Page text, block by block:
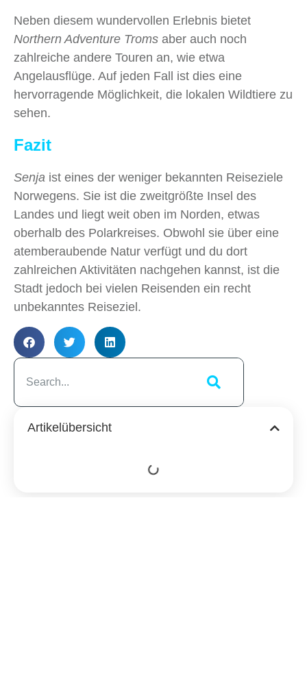
Neben diesem wundervollen Erlebnis bietet
Northern Adventure Troms aber auch noch
zahlreiche andere Touren an, wie etwa
Angelausflüge. Auf jeden Fall ist dies eine
hervorragende Möglichkeit, die lokalen Wildtiere zu
sehen.
Fazit
Senja ist eines der weniger bekannten Reiseziele
Norwegens. Sie ist die zweitgrößte Insel des
Landes und liegt weit oben im Norden, etwas
oberhalb des Polarkreises. Obwohl sie über eine
atemberaubende Natur verfügt und du dort
zahlreichen Aktivitäten nachgehen kannst, ist die
Stadt jedoch bei vielen Reisenden ein recht
unbekanntes Reiseziel.
Artikelübersicht